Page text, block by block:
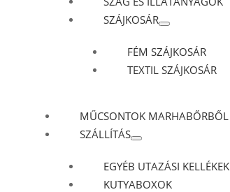
SZÁJKOSÁR
FÉM SZÁJKOSÁR
TEXTIL SZÁJKOSÁR
MŰCSONTOK MARHABŐRBŐL
SZÁLLÍTÁS
EGYÉB UTAZÁSI KELLÉKEK
KUTYABOXOK